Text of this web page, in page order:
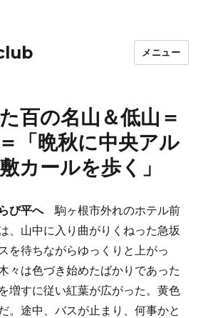
メニュー
百の名山＆低山＝
「晩秋に中央アル
カールを歩く」
び平へ駒ヶ根市外れのホテル前
、山中に入り曲がりくねった急坂
を待ちながらゆっくりと上がっ
々は色づき始めたばかりであった
増すに従い紅葉が広がった。黄色
。途中、バスが止まり、何事かと